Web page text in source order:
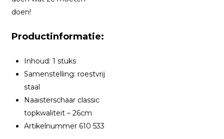
doen!
Productinformatie:
Inhoud: 1 stuks
Samenstelling: roestvrij
staal
Naaisterschaar classic
topkwaliteit – 26cm
Artikelnummer 610 533